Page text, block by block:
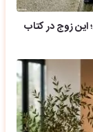
زوج در کتاب